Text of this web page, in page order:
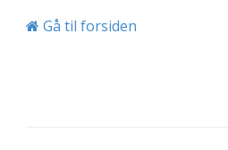
Gå til forsiden